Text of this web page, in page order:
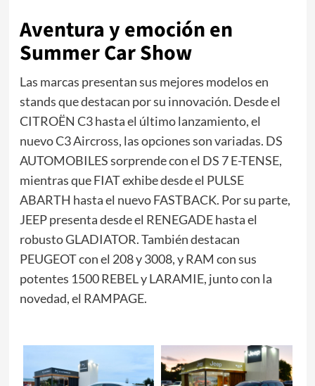
Aventura y emoción en
Summer Car Show
Las marcas presentan sus mejores modelos en
stands que destacan por su innovación. Desde el
CITROËN C3 hasta el último lanzamiento, el
nuevo C3 Aircross, las opciones son variadas. DS
AUTOMOBILES sorprende con el DS 7 E-TENSE,
mientras que FIAT exhibe desde el PULSE
ABARTH hasta el nuevo FASTBACK. Por su parte,
JEEP presenta desde el RENEGADE hasta el
robusto GLADIATOR. También destacan
PEUGEOT con el 208 y 3008, y RAM con sus
potentes 1500 REBEL y LARAMIE, junto con la
novedad, el RAMPAGE.